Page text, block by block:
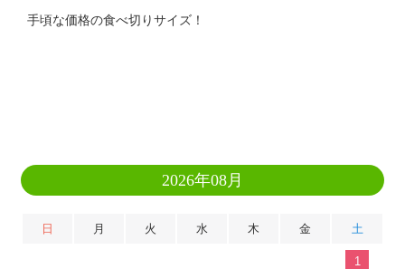
手頃な価格の食べ切りサイズ！
2026年08月
日 月 火 水 木 金 土
1